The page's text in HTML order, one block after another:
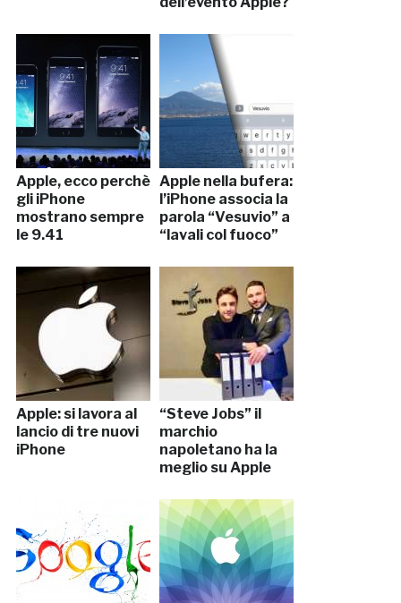
Apple, ecco perchè
gli iPhone
mostrano sempre
le 9.41
Apple nella bufera:
l’iPhone associa la
parola “Vesuvio” a
“lavali col fuoco”
Apple: si lavora al
lancio di tre nuovi
iPhone
“Steve Jobs” il
marchio
napoletano ha la
meglio su Apple